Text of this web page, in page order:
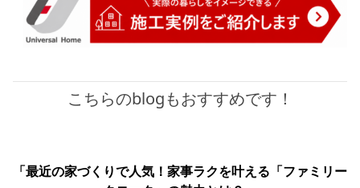
こちらのblogもおすすめです！
「最近の家づくりで人気！家事ラクを叶える「ファミリー